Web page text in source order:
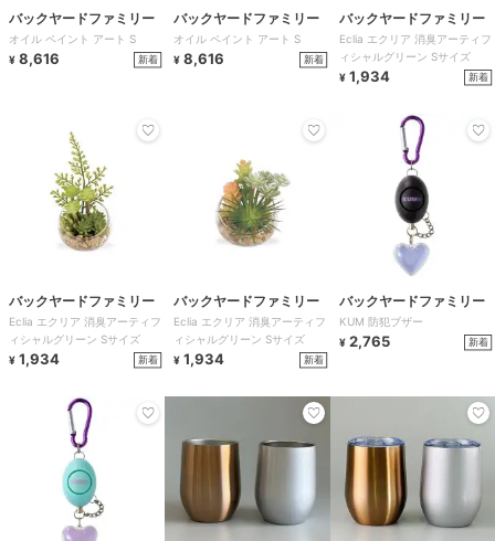
バックヤードファミリー
オイル ペイント アート S
¥ 8,616 新着
バックヤードファミリー
オイル ペイント アート S
¥ 8,616 新着
バックヤードファミリー
Eclia エクリア 消臭アーティフ
ィシャルグリーン Sサイズ
¥ 1,934 新着
バックヤードファミリー
Eclia エクリア 消臭アーティフ
ィシャルグリーン Sサイズ
¥ 1,934 新着
バックヤードファミリー
Eclia エクリア 消臭アーティフ
ィシャルグリーン Sサイズ
¥ 1,934 新着
バックヤードファミリー
KUM 防犯ブザー
¥ 2,765 新着